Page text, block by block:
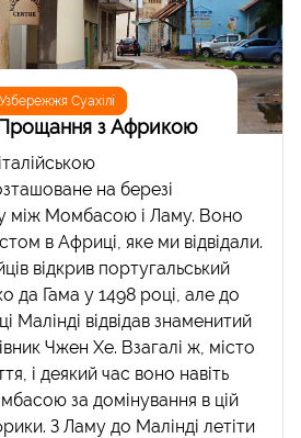
Узбережжя Суахілі
Прощання з Африкою
на березі
між Момбасою і Ламу. Воно
в Африці, яке ми відвідали.
відкрив португальський
да Гама у 1498 році, але до
Малінді відвідав знаменитий
Чжен Хе. Взагалі ж, місто
і деякий час воно навіть
за домінування в цій
З Ламу до Малінді летіти